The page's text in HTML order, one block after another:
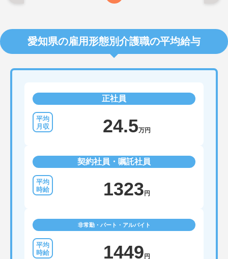
愛知県の雇用形態別介護職の平均給与
正社員
24.5万円
契約社員・嘱託社員
1323 円
非常勤・パート・アルバイト
1449 円